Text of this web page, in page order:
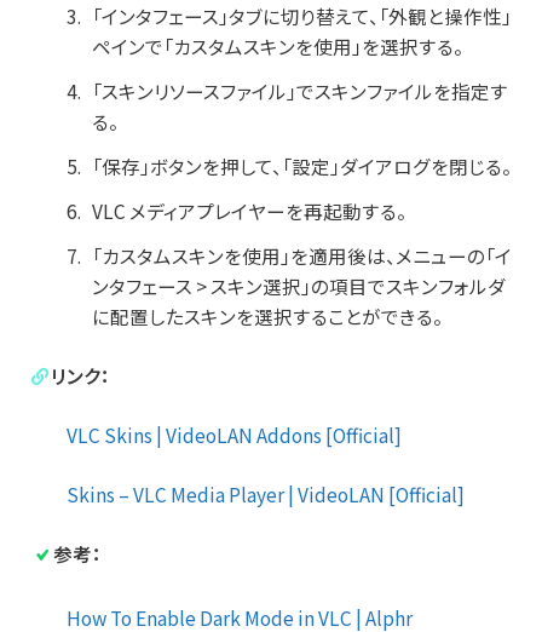
「インタフェース」タブに切り替えて、「外観と操作性」
ペインで「カスタムスキンを使用」を選択する。
「スキンリソースファイル」でスキンファイルを指定す
る。
「保存」ボタンを押して、「設定」ダイアログを閉じる。
VLC メディアプレイヤーを再起動する。
「カスタムスキンを使用」を適用後は、メニューの「イ
ンタフェース > スキン選択」の項目でスキンフォルダ
に配置したスキンを選択することができる。
リンク：
VLC Skins | VideoLAN Addons [Official]
Skins – VLC Media Player | VideoLAN [Official]
参考：
How To Enable Dark Mode in VLC | Alphr